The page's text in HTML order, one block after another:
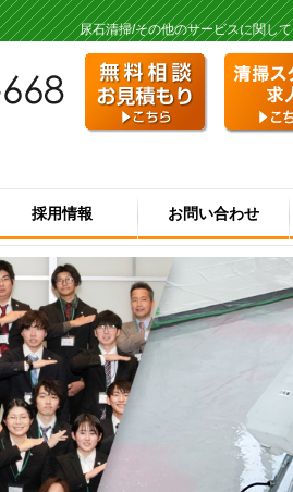
尿石清掃/その他のサービスに関して
採用情報 お問い合わせ